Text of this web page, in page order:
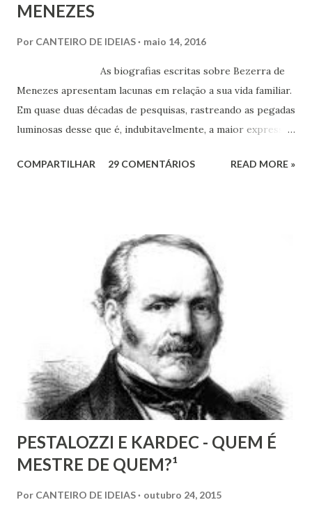
MENEZES
Por CANTEIRO DE IDEIAS maio 14, 2016
As biografias escritas sobre Bezerra de
Menezes apresentam lacunas em relação a sua vida familiar.
Em quase duas décadas de pesquisas, rastreando as pegadas
luminosas desse que é, indubitavelmente, a maior expressão
documentos que nos permitem esclarecer um pouco mais
Damas Martins e, particularmente, da querida amiga Lúcia
Bezerra, sobrinha-bisneta de Bezerra, residente em
Fortaleza, conseguimos montar a maior parte desse
intricado quebra-cabeças, cujas informações
compartilhamos neste mês em que relembramos os 180
anos de seu nascimento. Bezerra casou-se...
COMPARTILHAR 29 COMENTÁRIOS READ MORE »
PESTALOZZI E KARDEC - QUEM É
MESTRE DE QUEM?¹
Por CANTEIRO DE IDEIAS outubro 24, 2015